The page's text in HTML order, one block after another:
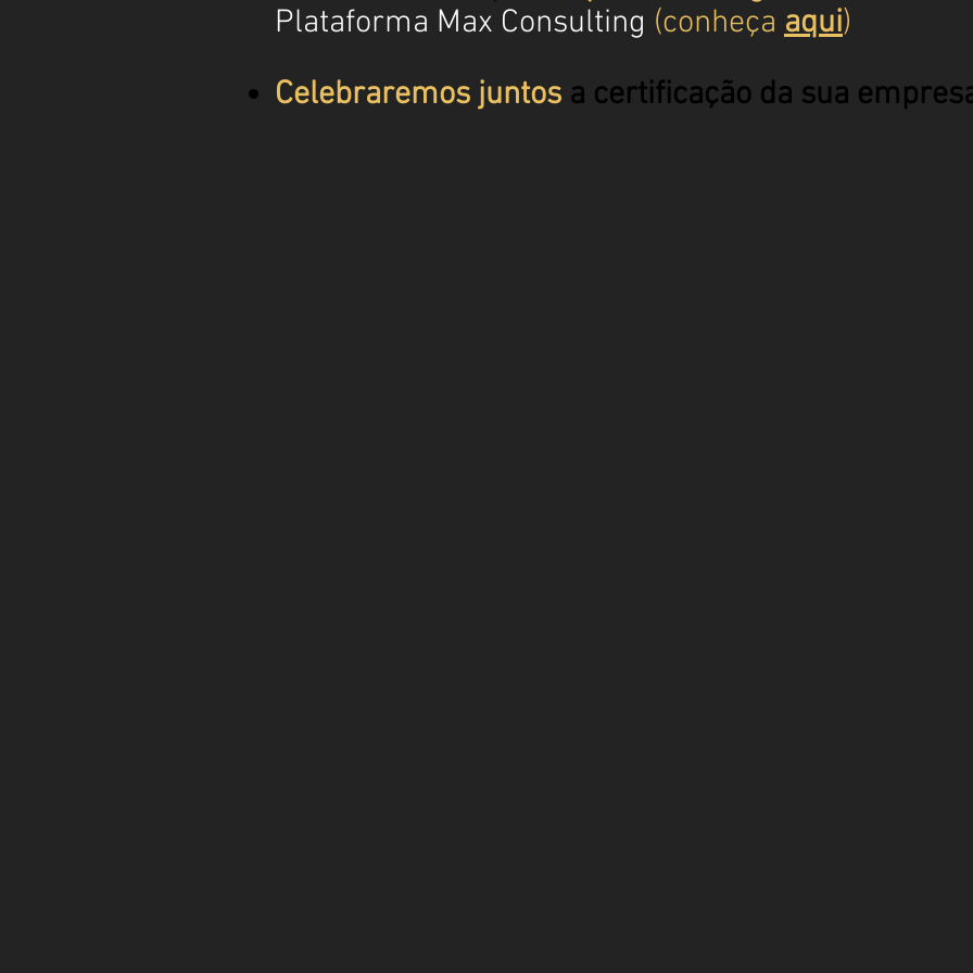
Plataforma Max Consulting (conheça aqui)
Celebraremos juntos a certificação da sua